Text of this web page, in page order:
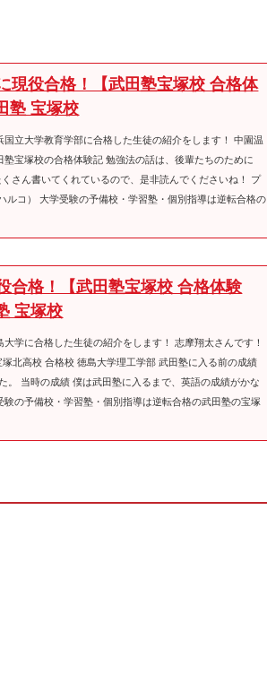
現役合格！【武田塾宝塚校 合格体
塾 宝塚校
立大学教育学部に合格した生徒の紹介をします！ 中園温
宝塚校の合格体験記 勉強法の話は、後輩たちのために
さん書いてくれているので、是非読んでくださいね！ プ
ルコ） 大学受験の予備校・学習塾・個別指導は逆転合格の
合格！【武田塾宝塚校 合格体験
宝塚校
学に合格した生徒の紹介をします！ 志摩翔太さんです！
北高校 合格校 徳島大学理工学部 武田塾に入る前の成績
。 当時の成績 僕は武田塾に入るまで、英語の成績がかな
の予備校・学習塾・個別指導は逆転合格の武田塾の宝塚